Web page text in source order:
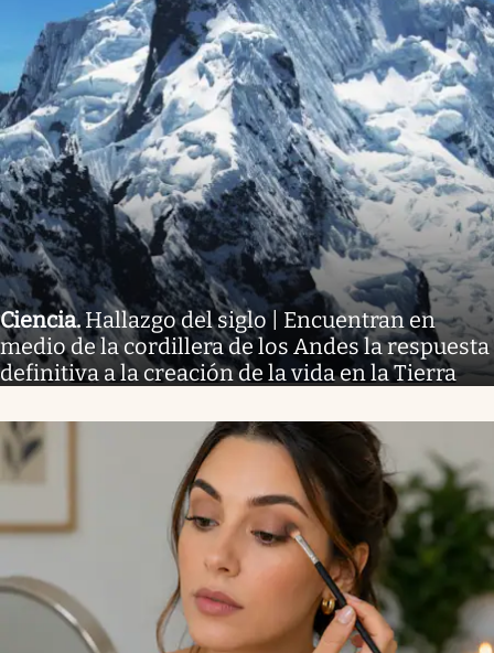
Ciencia.Hallazgo del siglo | Encuentran en
medio de la cordillera de los Andes la respuesta
definitiva a la creación de la vida en la Tierra